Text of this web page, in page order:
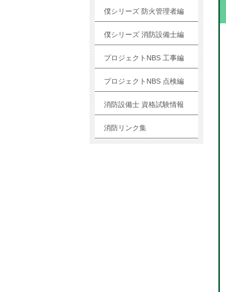
僕シリーズ 防火管理者編
僕シリーズ 消防設備士編
プロジェクトNBS 工事編
プロジェクトNBS 点検編
消防設備士 資格試験情報
消防リンク集